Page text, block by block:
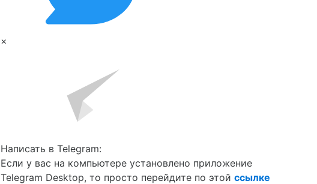
×
Написать в Telegram:
Если у вас на компьютере установлено приложение
Telegram Desktop, то просто перейдите по этой ссылке